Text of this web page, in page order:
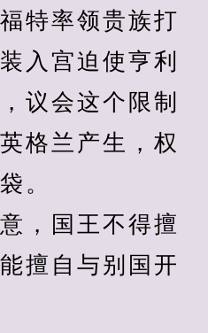
特率领贵族打
入宫迫使亨利
议会这个限制
格兰产生，权
。
国王不得擅
擅自与别国开